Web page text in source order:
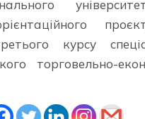
курсу
торговельно-